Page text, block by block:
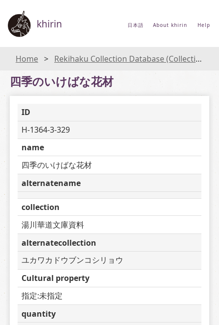
khirin 日本語 About khirin Help
Home Rekihaku Collection Database (Collections Database of the National Museum of Japanese History)
四季のいけばな花材
ID
H-1364-3-329
name
四季のいけばな花材
alternatename
collection
湯川華道文庫資料
alternatecollection
ユカワカドウブンコシリョウ
Cultural property
指定:未指定
quantity